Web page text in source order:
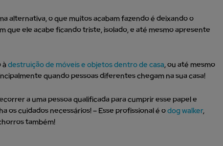
alternativa, o que muitos acabam fazendo é deixando o
que ele acabe ficando triste, isolado, e até mesmo apresente
àdestruição de móveis e objetos dentro de casa, ou até mesmo
quando pessoas diferentes chegam na sua casa!
a uma pessoa qualificada para cumprir esse papel e
os cuidados necessários! – Esse profissional é odog walker,
também!